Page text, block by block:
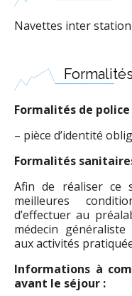
Navettes inter
Formalités
Formalités de police
– pièce d’identité
Formalités
Afin de réaliser ce
meilleures
d’effectuer au
médecin
aux activités
Informations à
avant le séjour :